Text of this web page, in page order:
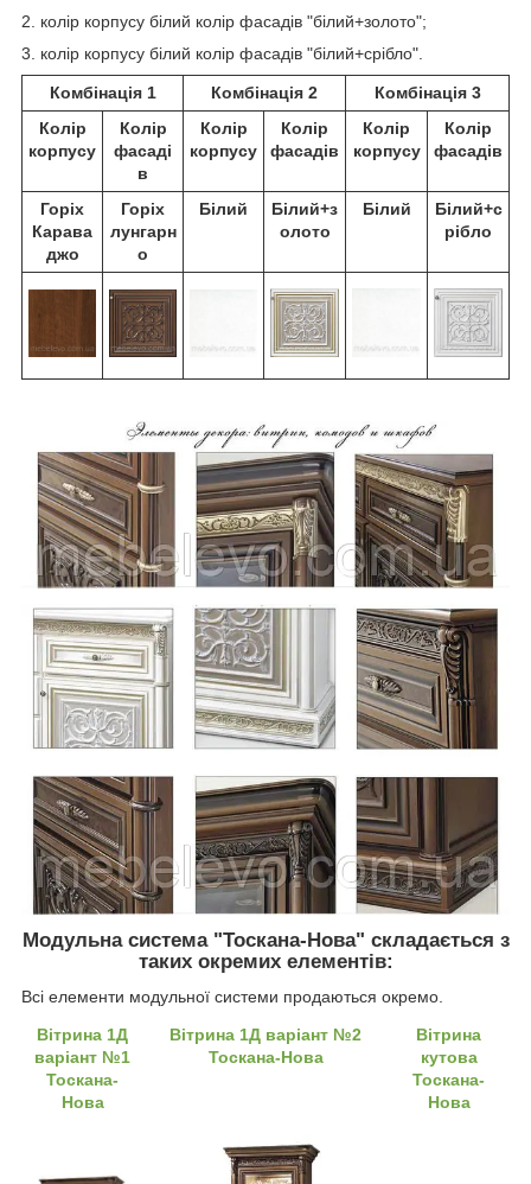
2. колір корпусу білий колір фасадів "білий+золото";
3. колір корпусу білий колір фасадів "білий+срібло".
Комбінація 1 Комбінація 2
Комбінація 3
Колір
корпусу
Колір
фасаді
в
Колір
корпусу
Колір
фасадів
Колір
корпусу
Колір
фасадів
Горіх
Карава
джо
Горіх
лунгарн
о
Білий
Білий+з
олото
Білий
Білий+с
рібло
Модульна система "Тоскана-Нова" складається з
таких окремих елементів:
Всі елементи модульної системи продаються окремо.
Вітрина 1Д
варіант №1
Тоскана-
Нова
Вітрина 1Д варіант №2
Тоскана-Нова
Вітрина
кутова
Тоскана-
Нова